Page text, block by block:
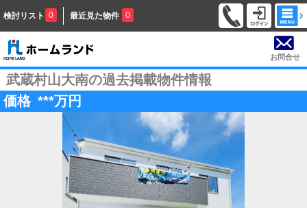
検討リスト 0 最近見た物件 0
お問合せ
武蔵村山大南の過去掲載物件情報
価格 ***万円